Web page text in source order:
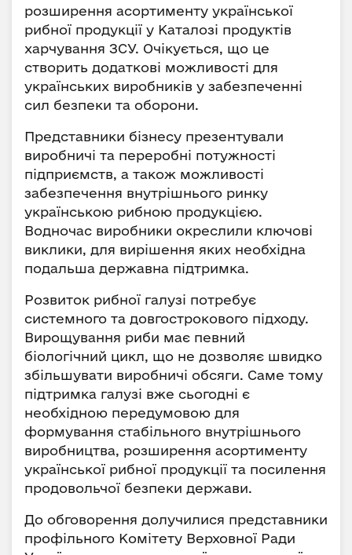
розширення асортименту української
рибної продукції у Каталозі продуктів
харчування ЗСУ. Очікується, що це
створить додаткові можливості для
українських виробників у забезпеченні
сил безпеки та оборони.
Представники бізнесу презентували
виробничі та переробні потужності
підприємств, а також можливості
забезпечення внутрішнього ринку
українською рибною продукцією.
Водночас виробники окреслили ключові
виклики, для вирішення яких необхідна
подальша державна підтримка.
Розвиток рибної галузі потребує
системного та довгострокового підходу.
Вирощування риби має певний
біологічний цикл, що не дозволяє швидко
збільшувати виробничі обсяги. Саме тому
підтримка галузі вже сьогодні є
необхідною передумовою для
формування стабільного внутрішнього
виробництва, розширення асортименту
української рибної продукції та посилення
продовольчої безпеки держави.
До обговорення долучилися представники
профільного Комітету Верховної Ради